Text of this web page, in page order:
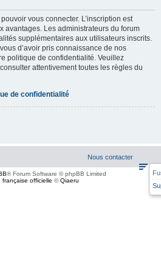
vous connecter. L’inscription est
avantages. Les administrateurs du forum
supplémentaires aux utilisateurs inscrits.
d’avoir pris connaissance de nos
politique de confidentialité. Veuillez
attentivement toutes les règles du
de confidentialité
Nous contacter
® Forum Software © phpBB Limited
française officielle ©Qiaeru